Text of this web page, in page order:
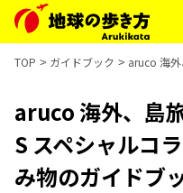
TOP ガイドブック aruco 海
aruco 海外、島
S スペシャルコ
み物のガイドブ